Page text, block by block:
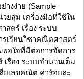
างง่าย (Sample
วยสุ่ม เครื่องมือที่ใช้ใน
ตร์ เรื่อง ระบบ
เรียนวิชาคณิตศาสตร์
พอใจที่มีต่อการจัดการ
รื่อง ระบบจำนวนเต็ม
ยเลขคณิต ค่าร้อยละ